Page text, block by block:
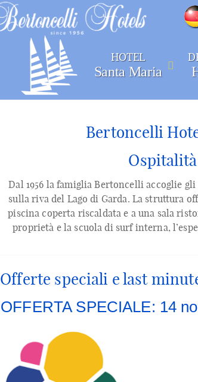
HOTEL
Santa Maria
Bertoncelli
Ospitalità
Dal 1956 la famiglia Bertoncelli accoglie
sulla riva del Lago di Garda. La struttura
piscina coperta riscaldata e a una sala
proprietà e la scuola di surf interna,
Offerte speciali e last
OFFERTA SPECIALE: 14